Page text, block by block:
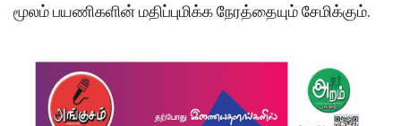
மூலம் பயணிகளின் மதிப்புமிக்க நேரத்தையும் சேமிக்கும்.